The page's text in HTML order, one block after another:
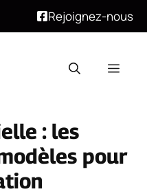
Rejoignez-nous
: les
pour